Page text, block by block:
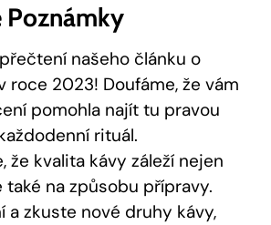
Poznámky
‍našeho⁤ článku o
roce 2023! Doufáme,‌ že vám
‍pomohla najít tu ​pravou‌
rituál.
že⁤ kvalita ⁤kávy záleží nejen
také ‍na způsobu přípravy.
a zkuste nové ⁢druhy kávy,